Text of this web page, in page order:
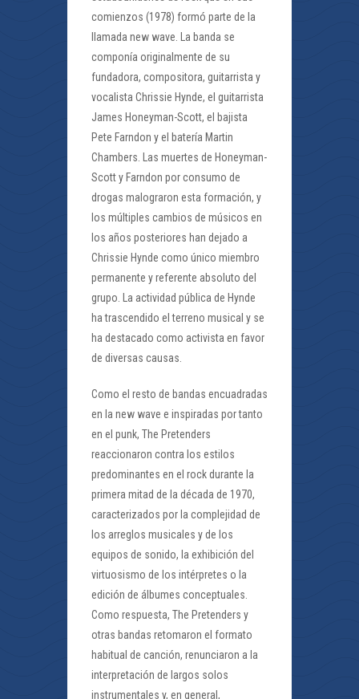
comienzos (1978) formó parte de la
llamada new wave. La banda se
componía originalmente de su
fundadora, compositora, guitarrista y
vocalista Chrissie Hynde, el guitarrista
James Honeyman-Scott, el bajista
Pete Farndon y el batería Martin
Chambers. Las muertes de Honeyman-
Scott y Farndon por consumo de
drogas malograron esta formación, y
los múltiples cambios de músicos en
los años posteriores han dejado a
Chrissie Hynde como único miembro
permanente y referente absoluto del
grupo. La actividad pública de Hynde
ha trascendido el terreno musical y se
ha destacado como activista en favor
de diversas causas.
Como el resto de bandas encuadradas
en la new wave e inspiradas por tanto
en el punk, The Pretenders
reaccionaron contra los estilos
predominantes en el rock durante la
primera mitad de la década de 1970,
caracterizados por la complejidad de
los arreglos musicales y de los
equipos de sonido, la exhibición del
virtuosismo de los intérpretes o la
edición de álbumes conceptuales.
Como respuesta, The Pretenders y
otras bandas retomaron el formato
habitual de canción, renunciaron a la
interpretación de largos solos
instrumentales y, en general,